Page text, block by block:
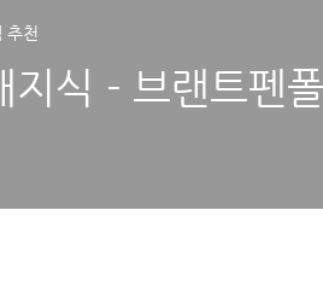
추천
지식 - 브랜트펜